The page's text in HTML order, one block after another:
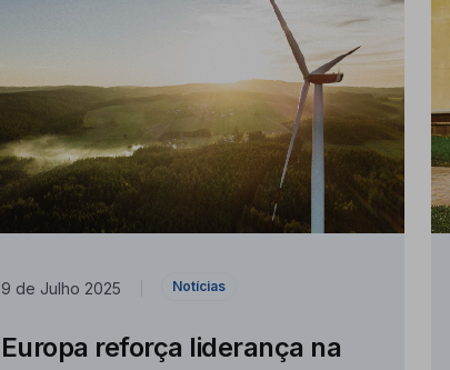
9 de Julho 2025 Notícias
Europa reforça liderança na